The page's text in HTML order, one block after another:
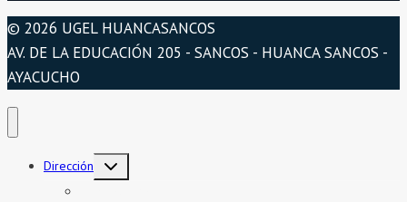
© 2026 UGEL HUANCASANCOS
AV. DE LA EDUCACIÓN 205 - SANCOS - HUANCA SANCOS -
AYACUCHO
Dirección
Alternar
menú